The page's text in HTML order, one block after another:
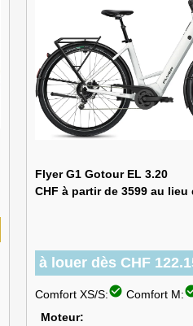
Flyer G1 Gotour EL 3.20
CHF à partir de 3599 au lieu
à louer dès CHF
Comfort XS/S:check_circle Comfort M:
Moteur